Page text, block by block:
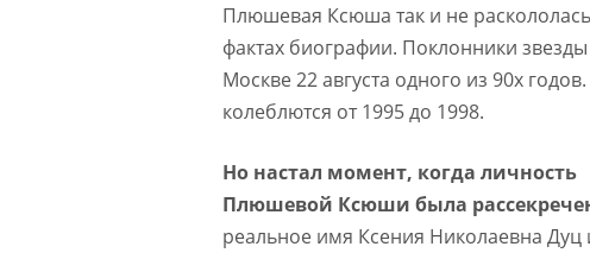
Плюшевая Ксюша так и не
фактах биографии. Поклонники
Москве 22 августа одного из 90х
колеблются от 1995 до 1998.
Но настал момент, когда личность
Плюшевой Ксюши была
реальное имя Ксения Николаевна Дуц